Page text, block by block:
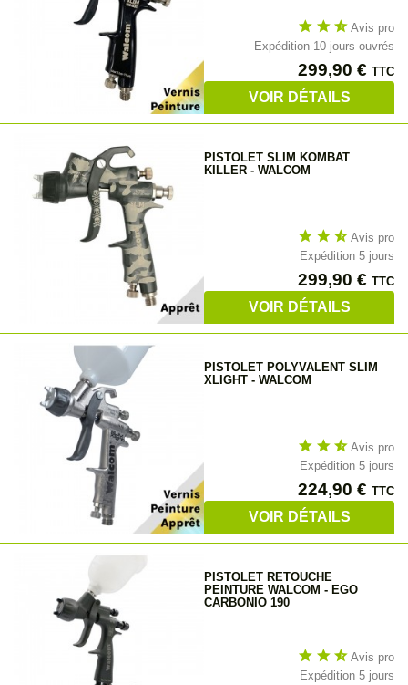
star star star_half Avis pro
Expédition 10 jours ouvrés
Prix
299,90 € TTC
VOIR DÉTAILS
PISTOLET SLIM KOMBAT
KILLER - WALCOM
star star star_half Avis pro
Expédition 5 jours
Prix
299,90 € TTC
VOIR DÉTAILS
PISTOLET POLYVALENT SLIM
XLIGHT - WALCOM
star star star_half Avis pro
Expédition 5 jours
Prix
224,90 € TTC
VOIR DÉTAILS
PISTOLET RETOUCHE
PEINTURE WALCOM - EGO
CARBONIO 190
star star star_half Avis pro
Expédition 5 jours